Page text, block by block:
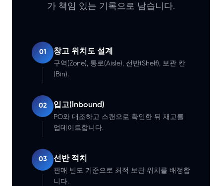
가 책임 있는 기록으로 남습니다.
01 창고 위치도 설계
구역(Zone), 통로(Aisle), 선반(Shelf), 보관 칸
(Bin).
02 입고(Inbound)
PO와 대조하고 스캔으로 확인한 뒤 재고를
업데이트합니다.
03 선반 적치
판매 빈도 기준으로 최적 보관 위치를 배정합
니다.